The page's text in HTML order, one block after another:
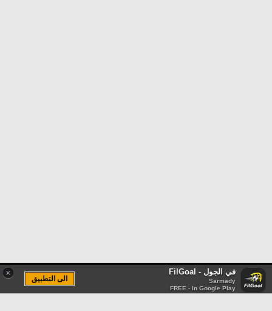
× في الجول - FilGoal
Sarmady
FREE - In Google Play
الى التطبيق